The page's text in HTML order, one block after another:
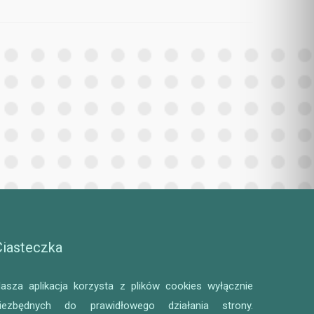
aplikacja korzysta z plików cookies wyłącznie
do prawidłowego działania strony.